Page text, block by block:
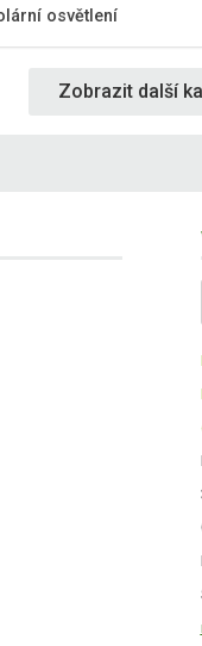
osvětlení
Zobrazit další